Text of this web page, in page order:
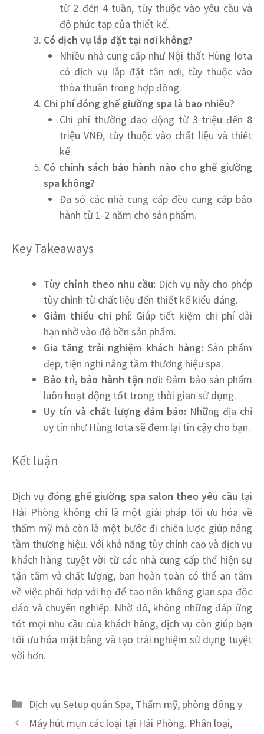
từ 2 đến 4 tuần, tùy thuộc vào yêu cầu và
độ phức tạp của thiết kế.
Có dịch vụ lắp đặt tại nơi không?
Nhiều nhà cung cấp như Nội thất Hùng Iota
có dịch vụ lắp đặt tận nơi, tùy thuộc vào
thỏa thuận trong hợp đồng.
Chi phí đóng ghế giường spa là bao nhiêu?
Chi phí thường dao động từ 3 triệu đến 8
triệu VNĐ, tùy thuộc vào chất liệu và thiết
kế.
Có chính sách bảo hành nào cho ghế giường
spa không?
Đa số các nhà cung cấp đều cung cấp bảo
hành từ 1-2 năm cho sản phẩm.
Key Takeaways
Tùy chỉnh theo nhu cầu: Dịch vụ này cho phép
tùy chỉnh từ chất liệu đến thiết kế kiểu dáng.
Giảm thiểu chi phí: Giúp tiết kiệm chi phí dài
hạn nhờ vào độ bền sản phẩm.
Gia tăng trải nghiệm khách hàng: Sản phẩm
đẹp, tiện nghi nâng tầm thương hiệu spa.
Bảo trì, bảo hành tận nơi: Đảm bảo sản phẩm
luôn hoạt động tốt trong thời gian sử dụng.
Uy tín và chất lượng đảm bảo: Những địa chỉ
uy tín như Hùng Iota sẽ đem lại tin cậy cho bạn.
Kết luận
Dịch vụ đóng ghế giường spa salon theo yêu cầu tại
Hải Phòng không chỉ là một giải pháp tối ưu hóa về
thẩm mỹ mà còn là một bước đi chiến lược giúp nâng
tầm thương hiệu. Với khả năng tùy chỉnh cao và dịch vụ
khách hàng tuyệt vời từ các nhà cung cấp thể hiện sự
tận tâm và chất lượng, bạn hoàn toàn có thể an tâm
về việc phối hợp với họ để tạo nên không gian spa độc
đáo và chuyên nghiệp. Nhờ đó, không những đáp ứng
tốt mọi nhu cầu của khách hàng, dịch vụ còn giúp bạn
tối ưu hóa mặt bằng và tạo trải nghiệm sử dụng tuyệt
vời hơn.
Danh
mục
Dịch vụ Setup quán Spa, Thẩm mỹ, phòng đông y
Máy hút mụn các loại tại Hải Phòng. Phân loại,